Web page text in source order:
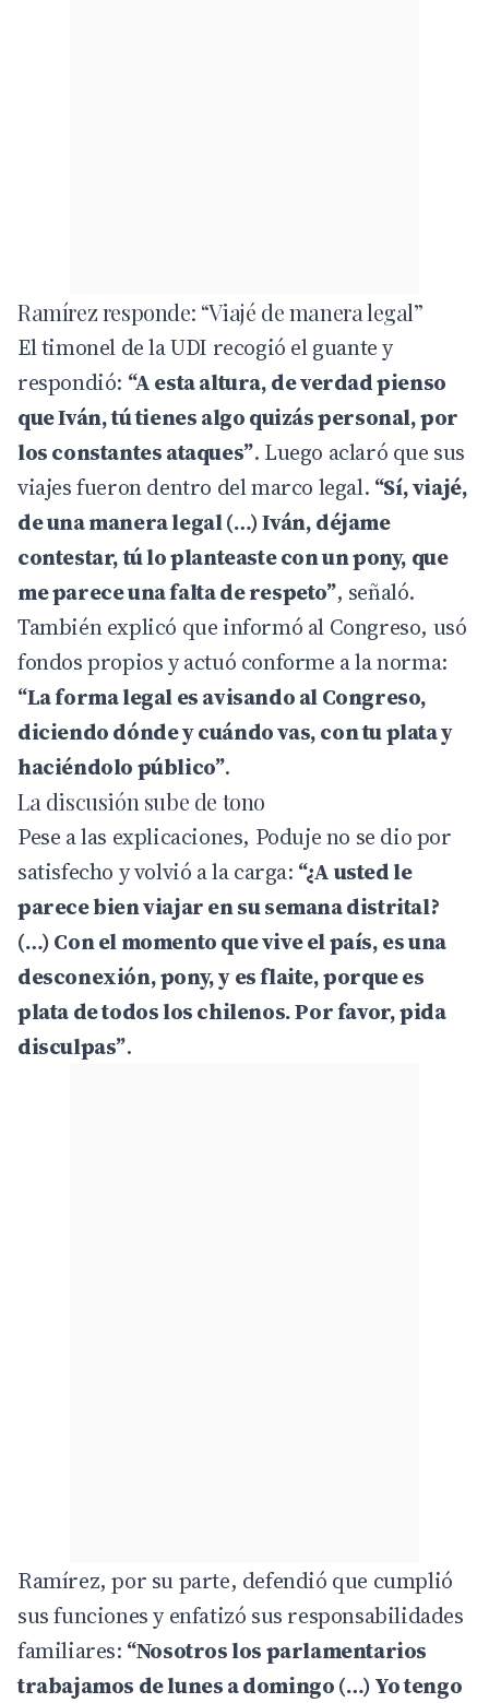
Ramírez responde: “Viajé de manera legal”
El timonel de la UDI recogió el guante y
respondió: “A esta altura, de verdad pienso
que Iván, tú tienes algo quizás personal, por
los constantes ataques”. Luego aclaró que sus
viajes fueron dentro del marco legal. “Sí, viajé,
de una manera legal (…) Iván, déjame
contestar, tú lo planteaste con un pony, que
me parece una falta de respeto”, señaló.
También explicó que informó al Congreso, usó
fondos propios y actuó conforme a la norma:
“La forma legal es avisando al Congreso,
diciendo dónde y cuándo vas, con tu plata y
haciéndolo público”.
La discusión sube de tono
Pese a las explicaciones, Poduje no se dio por
satisfecho y volvió a la carga: “¿A usted le
parece bien viajar en su semana distrital?
(…) Con el momento que vive el país, es una
desconexión, pony, y es flaite, porque es
plata de todos los chilenos. Por favor, pida
disculpas”.
Ramírez, por su parte, defendió que cumplió
sus funciones y enfatizó sus responsabilidades
familiares: “Nosotros los parlamentarios
trabajamos de lunes a domingo (…) Yo tengo